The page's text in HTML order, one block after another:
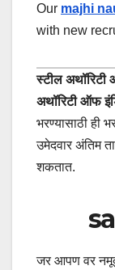
Our majhi
with new
स्टील अथॉरिटी
अथॉरिटी ऑफ
भरण्यासाठी ही
उमेदवार अंतिम
शकतात.
जर आपण वर